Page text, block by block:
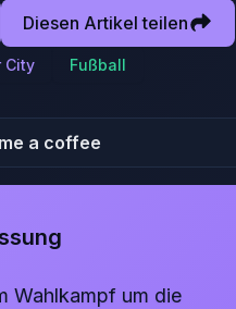
Diesen Artikel teilen
City Fußball
a coffee
Wahlkampf um die